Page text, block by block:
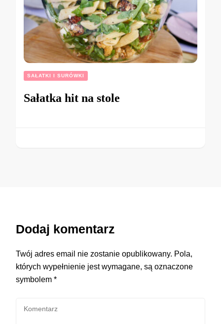
SAŁATKI I SURÓWKI
Sałatka hit na stole
Dodaj komentarz
Twój adres email nie zostanie opublikowany. Pola,
których wypełnienie jest wymagane, są oznaczone
symbolem *